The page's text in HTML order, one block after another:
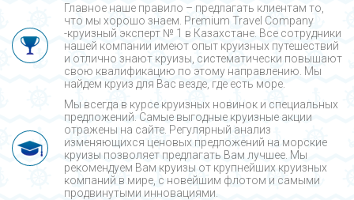
Главное наше правило – предлагать клиентам то,
что мы хорошо знаем. Premium Travel Company
-круизный эксперт № 1 в Казахстане. Все сотрудники
нашей компании имеют опыт круизных путешествий
и отлично знают круизы, систематически повышают
свою квалификацию по этому направлению. Мы
найдем круиз для Вас везде, где есть море.
Мы всегда в курсе круизных новинок и специальных
предложений. Самые выгодные круизные акции
отражены на сайте. Регулярный анализ
изменяющихся ценовых предложений на морские
круизы позволяет предлагать Вам лучшее. Мы
рекомендуем Вам круизы от крупнейших круизных
компаний в мире, с новейшим флотом и самыми
продвинутыми инновациями.